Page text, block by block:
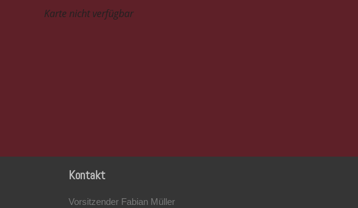
Karte nicht verfügbar
Kontakt
Vorsitzender Fabian Müller